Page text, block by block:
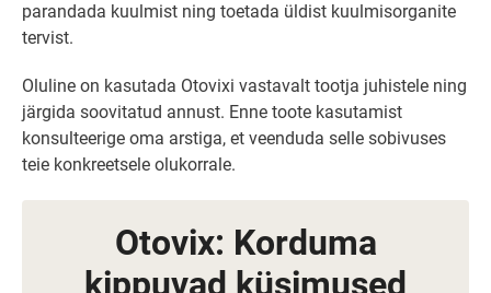
parandada kuulmist ning toetada üldist kuulmisorganite
tervist.
Oluline on kasutada Otovixi vastavalt tootja juhistele ning
järgida soovitatud annust. Enne toote kasutamist
konsulteerige oma arstiga, et veenduda selle sobivuses
teie konkreetsele olukorrale.
Otovix: Korduma
kippuvad küsimused